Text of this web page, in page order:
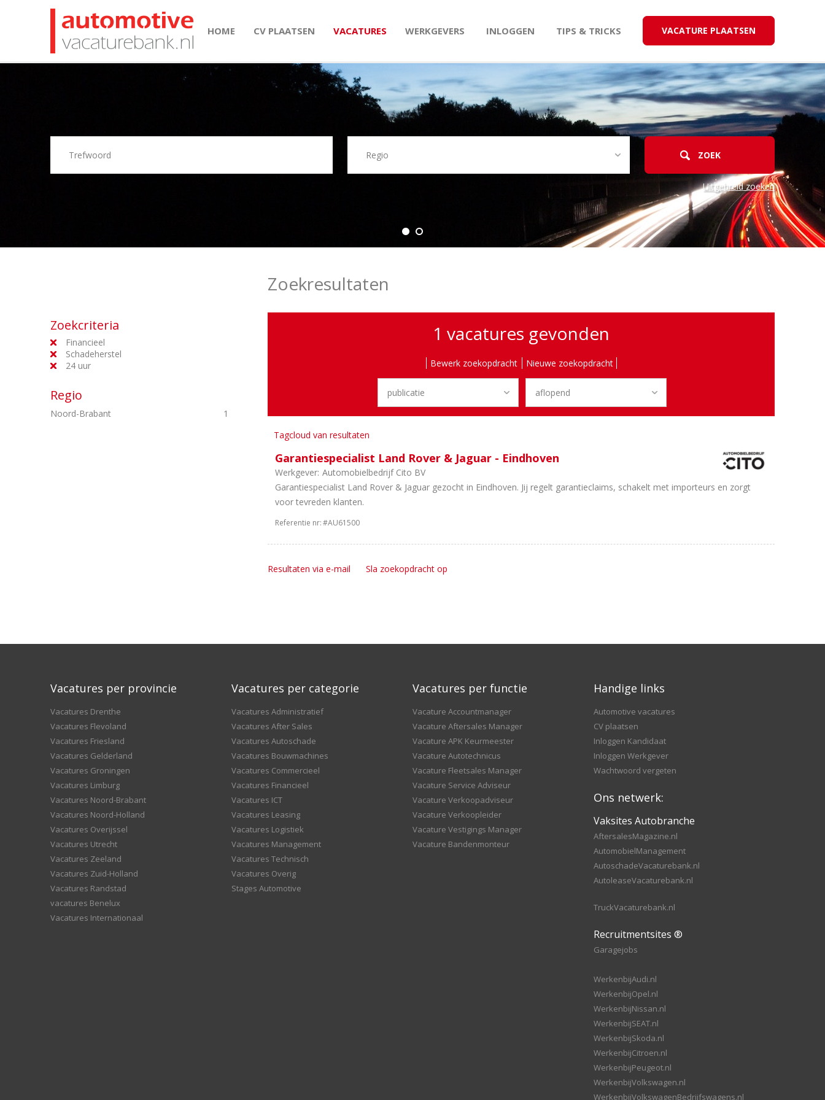
HOME CV PLAATSEN VACATURES WERKGEVERS INLOGGEN TIPS & TRICKS VACATURE PLAATSEN
Uitgebreid zoeken
Zoekcriteria
Financieel
Schadeherstel
24 uur
Regio
Noord-Brabant 1
Zoekresultaten
1 vacatures gevonden
Bewerk zoekopdracht Nieuwe zoekopdracht
Tagcloud van resultaten
Garantiespecialist Land Rover & Jaguar - Eindhoven
Werkgever: Automobielbedrijf Cito BV
Garantiespecialist Land Rover & Jaguar gezocht in Eindhoven. Jij regelt garantieclaims, schakelt met importeurs en zorgt
voor tevreden klanten.
Referentie nr:#AU61500
Resultaten via e-mail Sla zoekopdracht op
Vacatures per provincie
Vacatures Drenthe
Vacatures Flevoland
Vacatures Friesland
Vacatures Gelderland
Vacatures Groningen
Vacatures Limburg
Vacatures Noord-Brabant
Vacatures Noord-Holland
Vacatures Overijssel
Vacatures Utrecht
Vacatures Zeeland
Vacatures Zuid-Holland
Vacatures Randstad
vacatures Benelux
Vacatures Internationaal
Vacatures per categorie
Vacatures Administratief
Vacatures After Sales
Vacatures Autoschade
Vacatures Bouwmachines
Vacatures Commercieel
Vacatures Financieel
Vacatures ICT
Vacatures Leasing
Vacatures Logistiek
Vacatures Management
Vacatures Technisch
Vacatures Overig
Stages Automotive
Vacatures per functie
Vacature Accountmanager
Vacature Aftersales Manager
Vacature APK Keurmeester
Vacature Autotechnicus
Vacature Fleetsales Manager
Vacature Service Adviseur
Vacature Verkoopadviseur
Vacature Verkoopleider
Vacature Vestigings Manager
Vacature Bandenmonteur
Handige links
Automotive vacatures
CV plaatsen
Inloggen Kandidaat
Inloggen Werkgever
Wachtwoord vergeten
Ons netwerk:
Vaksites Autobranche
AftersalesMagazine.nl
AutomobielManagement
AutoschadeVacaturebank.nl
AutoleaseVacaturebank.nl
TruckVacaturebank.nl
Recruitmentsites ®
Garagejobs
WerkenbijAudi.nl
WerkenbijOpel.nl
WerkenbijNissan.nl
WerkenbijSEAT.nl
WerkenbijSkoda.nl
WerkenbijCitroen.nl
WerkenbijPeugeot.nl
WerkenbijVolkswagen.nl
WerkenbijVolkswagenBedrijfswagens.nl